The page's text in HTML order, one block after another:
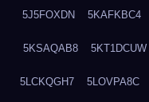
5J5FOXDN 5KAFKBC4
5KSAQAB8 5KT1DCUW
5LCKQGH7 5LOVPA8C